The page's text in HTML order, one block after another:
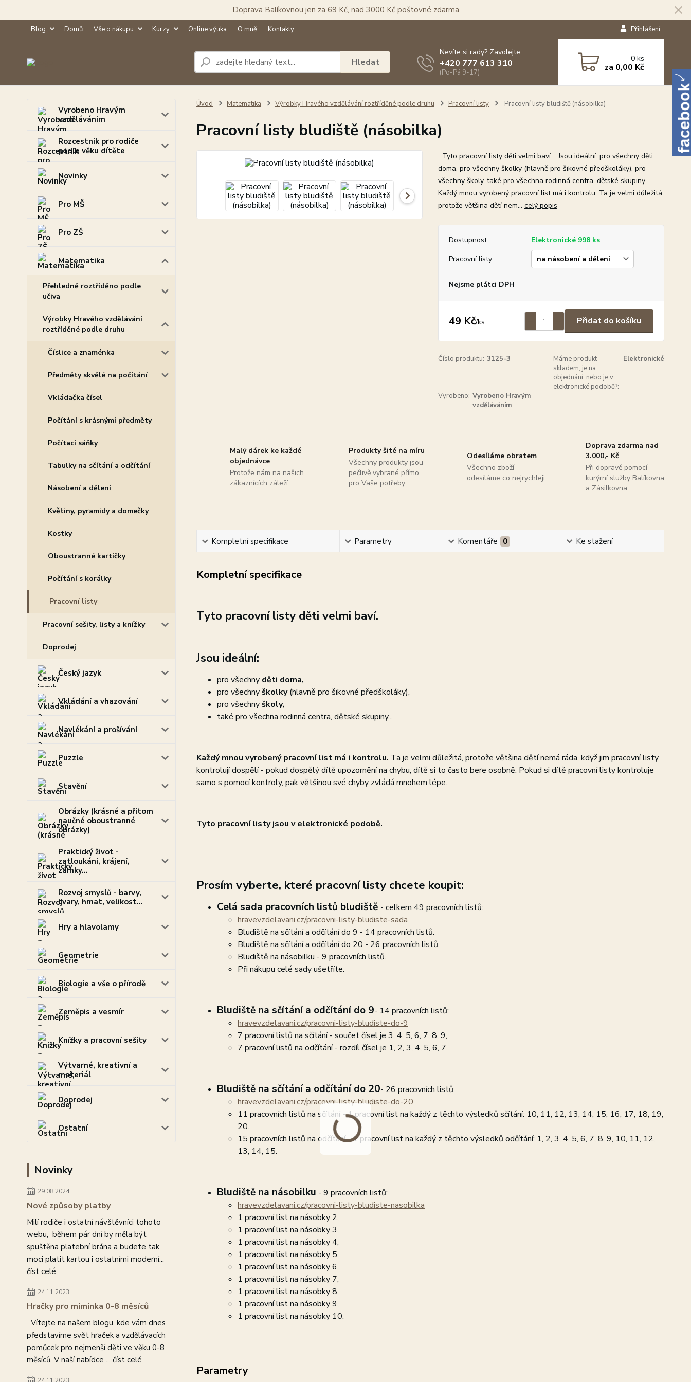
Doprava Balíkovnou jen za 69 Kč, nad 3000 Kč poštovné zdarma
Blog Domů Vše o nákupu Kurzy Online výuka O mně Kontakty Přihlášení
Hledat
Nevíte si rady? Zavolejte.
+420 777 613 310
(Po-Pá 9-17)
0ks
za 0,00 Kč
Vyrobeno Hravým
vzděláváním
Rozcestník pro rodiče
podle věku dítěte
Novinky
Pro MŠ
Pro ZŠ
Matematika
Přehledně roztříděno podle
učiva
Výrobky Hravého vzdělávání
roztříděné podle druhu
Číslice a znaménka
Předměty skvělé na počítání
Vkládačka čísel
Počítání s krásnými předměty
Počítací sáňky
Tabulky na sčítání a odčítání
Násobení a dělení
Květiny, pyramidy a domečky
Kostky
Oboustranné kartičky
Počítání s korálky
Pracovní listy
Pracovní sešity, listy a knížky
Doprodej
Český jazyk
Vkládání a vhazování
Navlékání a prošívání
Puzzle
Stavění
Obrázky (krásné a přitom
naučné oboustranné
obrázky)
Praktický život -
zatloukání, krájení,
zámky...
Rozvoj smyslů - barvy,
tvary, hmat, velikost...
Hry a hlavolamy
Geometrie
Biologie a vše o přírodě
Zeměpis a vesmír
Knížky a pracovní sešity
Výtvarné, kreativní a
materiál
Doprodej
Ostatní
Novinky
29.08.2024
Nové způsoby platby
Milí rodiče i ostatní návštěvníci tohoto
webu, během pár dní by měla být
spuštěna platební brána a budete tak
moci platit kartou i ostatními moderní...
číst celé
24.11.2023
Hračky pro miminka 0-8 měsíců
Vítejte na našem blogu, kde vám dnes
představíme svět hraček a vzdělávacích
pomůcek pro nejmenší děti ve věku 0-8
měsíců. V naší nabídce ... číst celé
Úvod Matematika Výrobky Hravého vzdělávání roztříděné podle druhu Pracovní listy Pracovní listy bludiště (násobilka)
Pracovní listy bludiště (násobilka)
Tyto pracovní listy děti velmi baví. Jsou ideální: pro všechny děti
doma, pro všechny školky (hlavně pro šikovné předškoláky), pro
všechny školy, také pro všechna rodinná centra, dětské skupiny...
Každý mnou vyrobený pracovní list má i kontrolu. Ta je velmi důležitá,
protože většina dětí nem... celý popis
Dostupnost
Elektronické 998 ks
Pracovní listy
Nejsme plátci DPH
49 Kč/ks Přidat do košíku
Číslo produktu: 3125-3
Máme produkt
skladem, je na
objednání, nebo je v
elektronické podobě?:
Elektronické
Vyrobeno: Vyrobeno Hravým
vzděláváním
Malý dárek ke každé
objednávce
Protože nám na našich
zákaznících záleží
Produkty šité na míru
Všechny produkty jsou
pečlivě vybrané přímo
pro Vaše potřeby
Odesíláme obratem
Všechno zboží
odesíláme co nejrychleji
Doprava zdarma nad
3.000,- Kč
Při dopravě pomocí
kurýrní služby Balíkovna
a Zásilkovna
Kompletní specifikace Parametry Komentáře 0 Ke stažení
Kompletní specifikace
Tyto pracovní listy děti velmi baví.
Jsou ideální:
pro všechnyděti doma,
pro všechnyškolky(hlavně pro šikovné předškoláky),
pro všechnyškoly,
také pro všechna rodinná centra, dětské skupiny...
Každý mnou vyrobený pracovní list má i kontrolu. Ta je velmi důležitá, protože většina dětí nemá ráda, když jim pracovní listy
kontrolují dospělí - pokud dospělý dítě upozornění na chybu, dítě si to často bere osobně. Pokud si dítě pracovní listy kontroluje
samo s pomocí kontroly, pak většinou své chyby zvládá mnohem lépe.
Tyto pracovní listy jsou v elektronické podobě.
Prosím vyberte, které pracovní listy chcete koupit:
Celá sada pracovních listů bludiště - celkem 49 pracovních listů:
hravevzdelavani.cz/pracovni-listy-bludiste-sada
Bludiště na sčítání a odčítání do 9 - 14 pracovních listů.
Bludiště na sčítání a odčítání do 20 - 26 pracovních listů.
Bludiště na násobilku - 9 pracovních listů.
Při nákupu celé sady ušetříte.
Bludiště na sčítání a odčítání do 9- 14 pracovních listů:
hravevzdelavani.cz/pracovni-listy-bludiste-do-9
7 pracovní listů na sčítání - součet čísel je 3, 4, 5, 6, 7, 8, 9,
7 pracovní listů na odčítání - rozdíl čísel je 1, 2, 3, 4, 5, 6, 7.
Bludiště na sčítání a odčítání do 20- 26 pracovních listů:
hravevzdelavani.cz/pracovni-listy-bludiste-do-20
11 pracovních listů na sčítání - 1 pracovní list na každý z těchto výsledků sčítání: 10, 11, 12, 13, 14, 15, 16, 17, 18, 19,
20.
15 pracovních listů na odčítání - 1 pracovní list na každý z těchto výsledků odčítání: 1, 2, 3, 4, 5, 6, 7, 8, 9, 10, 11, 12,
13, 14, 15.
Bludiště na násobilku - 9 pracovních listů:
hravevzdelavani.cz/pracovni-listy-bludiste-nasobilka
1 pracovní list na násobky 2,
1 pracovní list na násobky 3,
1 pracovní list na násobky 4,
1 pracovní list na násobky 5,
1 pracovní list na násobky 6,
1 pracovní list na násobky 7,
1 pracovní list na násobky 8,
1 pracovní list na násobky 9,
1 pracovní list na násobky 10.
Parametry